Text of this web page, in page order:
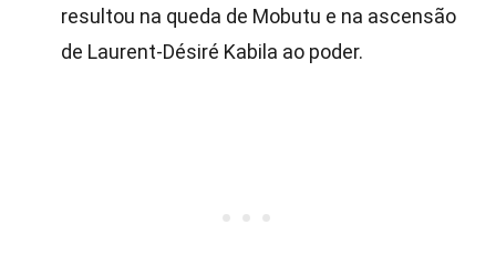
resultou na queda de Mobutu e na ascensão
de Laurent-Désiré Kabila ao poder.